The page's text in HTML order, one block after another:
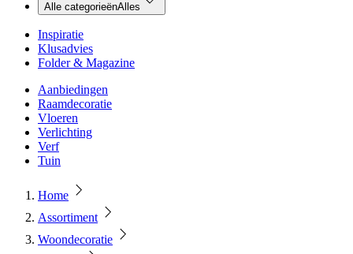
Alle categorieënAlles
Inspiratie
Klusadvies
Folder & Magazine
Aanbiedingen
Raamdecoratie
Vloeren
Verlichting
Verf
Tuin
Home
Assortiment
Woondecoratie